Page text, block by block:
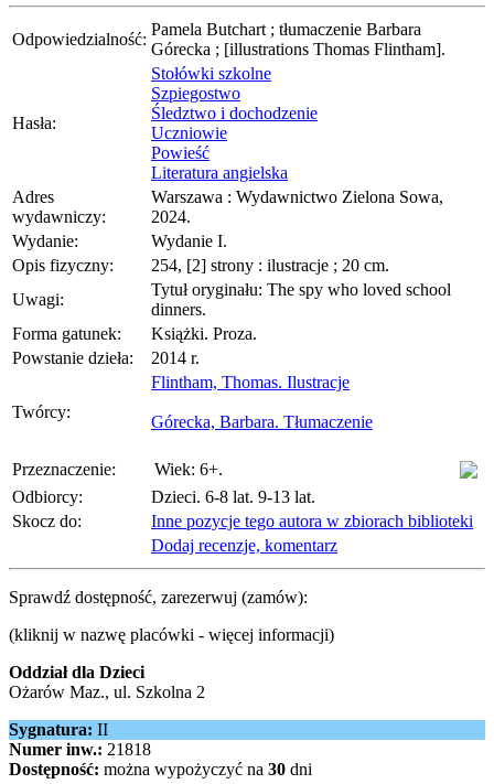
Odpowiedzialność:
Pamela Butchart ; tłumaczenie Barbara
Górecka ; [illustrations Thomas Flintham].
Hasła:
Stołówki szkolne
Szpiegostwo
Śledztwo i dochodzenie
Uczniowie
Powieść
Literatura angielska
Adres
wydawniczy:
Warszawa : Wydawnictwo Zielona Sowa,
2024.
Wydanie:
Wydanie I.
Opis fizyczny:
254, [2] strony : ilustracje ; 20 cm.
Uwagi:
Tytuł oryginału: The spy who loved school
dinners.
Forma gatunek:
Książki. Proza.
Powstanie dzieła:
2014 r.
Twórcy:
Flintham, Thomas. Ilustracje
Górecka, Barbara. Tłumaczenie
Przeznaczenie:
Wiek: 6+.
Odbiorcy:
Dzieci. 6-8 lat. 9-13 lat.
Skocz do:
Inne pozycje tego autora w zbiorach biblioteki
Dodaj recenzje, komentarz
Sprawdź dostępność, zarezerwuj (zamów):
(kliknij w nazwę placówki - więcej informacji)
Oddział dla Dzieci
Ożarów Maz., ul. Szkolna 2
Sygnatura: II
Numer inw.: 21818
Dostępność: można wypożyczyć na 30 dni